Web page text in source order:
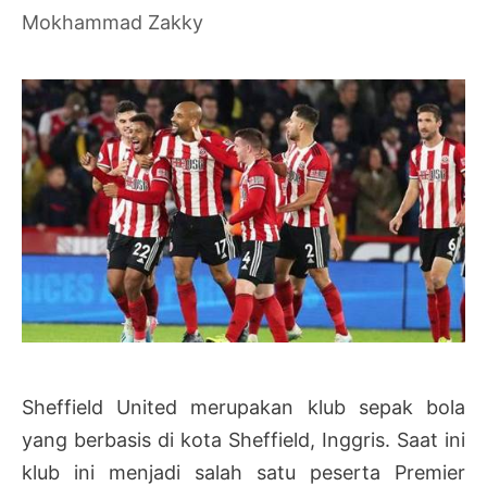
Mokhammad Zakky
Sheffield United merupakan klub sepak bola
yang berbasis di kota Sheffield, Inggris. Saat ini
klub ini menjadi salah satu peserta Premier